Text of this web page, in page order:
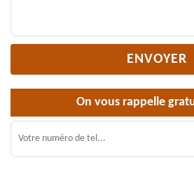
On vous rappelle